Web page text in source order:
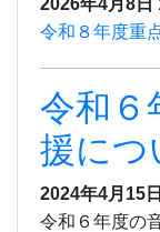
令和８年度重
令和６
援につ
2024年4月15
令和６年度の